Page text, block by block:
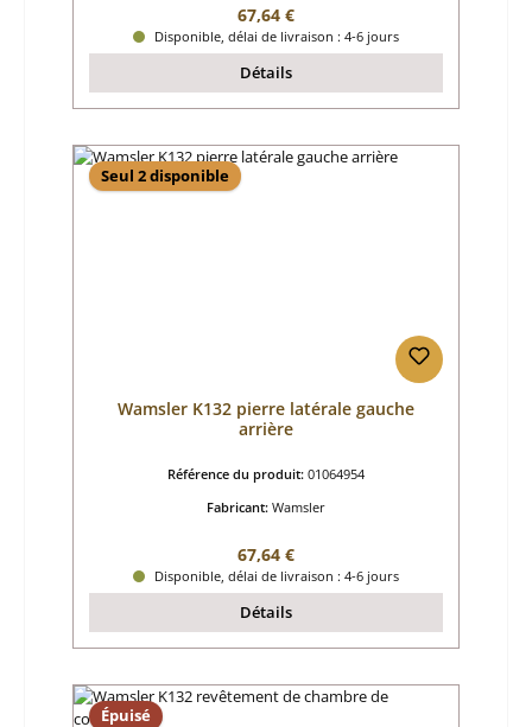
Prix régulier :
67,64 €
Disponible, délai de livraison : 4-6 jours
Détails
Seul 2 disponible
Wamsler K132 pierre latérale gauche
arrière
Référence du produit: 01064954
Fabricant: Wamsler
Prix régulier :
67,64 €
Disponible, délai de livraison : 4-6 jours
Détails
Épuisé